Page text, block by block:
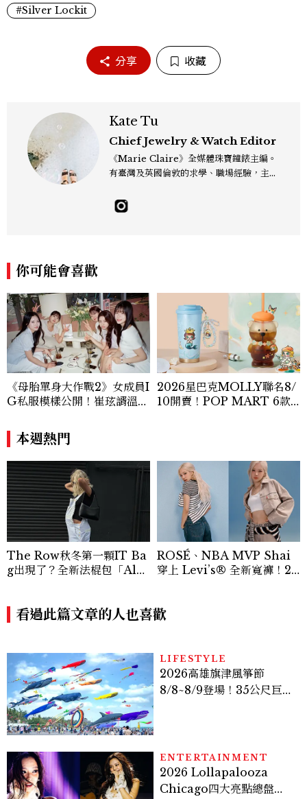
#Silver Lockit
分享 收藏
Kate Tu
Chief Jewelry & Watch Editor
《Marie Claire》全媒體珠寶鐘錶主編。
有臺灣及英國倫敦的求學、職場經驗，主修
佳人》編輯工作內容，包括錶展等國際活動
採訪、珠寶市場動態等專題，及視覺拍攝執
你可能會喜歡
《母胎單身大作戰2》女成員I
G私服模樣公開！崔玹諝溫柔
低調千金？
2026星巴克MOLLY聯名8/
10開賣！POP MART 6款
本週熱門
The Row秋冬第一顆IT Ba
g出現了？全新法棍包「Alm
ROSÉ、NBA MVP Shai
穿上 Levi’s® 全新寬褲！20
看過此篇文章的人也喜歡
LIFESTYLE
2026高雄旗津風箏節
8/8~8/9登場！35公尺巨大
ENTERTAINMENT
2026 Lollapalooza
Chicago四大亮點總盤